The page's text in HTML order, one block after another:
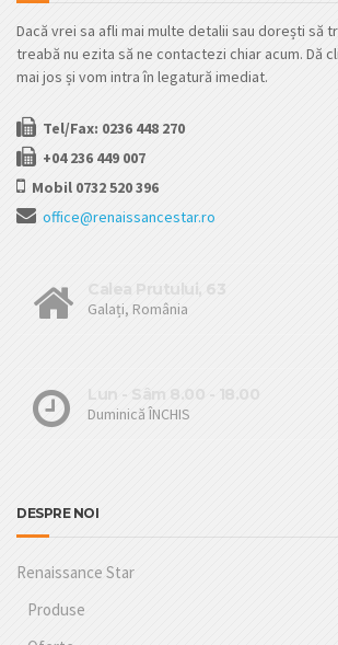
Dacă vrei sa afli mai multe detalii sau dorești să
treabă nu ezita să ne contactezi chiar acum. Dă
mai jos și vom intra în legatură imediat.
Tel/Fax: 0236 448 270
+04 236 449 007
Mobil 0732 520 396
office@renaissancestar.ro
Galați, România
Duminică ÎNCHIS
DESPRE NOI
Renaissance Star
Produse